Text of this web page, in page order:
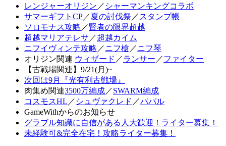
レンジャーオリジン ／ シャーマンキングコラボ
サマーギフトCP／夏の討伐祭 ／ スタンプ帳
ソロモナス攻略 ／賢者の限界超越
超越マリアテレサ ／超越カイム
ニフイヴィンテ攻略 ／ニフ槍 ／ニフ琴
オリジン関連 ウィザード ／ランサー ／ファイター
【古戦場関連】9/21(月)~
次回は9月『光有利古戦場』
肉集め関連3500万編成／SWARM編成
コスモスHL ／ シュヴァクレド ／パパル
GameWithからのお知らせ
グラブル知識に自信がある人大歓迎！ライター募集！
未経験可&完全在宅！攻略ライター募集！